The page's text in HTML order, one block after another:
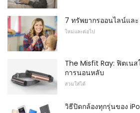
7 ทรัพยากรออนไลน์แล
ใหม่และต่อไป
The Misfit Ray: ฟิตเน
การนอนหลับ
สวมใส่ได้
วิธีปิดกล้องทุกรุ่นของ